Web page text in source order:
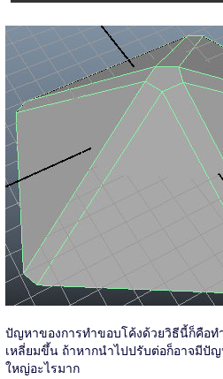
ปัญหาของการทำขอบโค้งด้วยวิธีนี้ก็คือท
เหลี่ยมขึ้น ถ้าหากนำไปปรับต่อก็อาจมีปั
ใหญ่อะไรมาก